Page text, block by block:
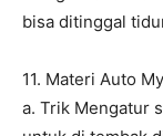
bisa ditinggal
11. Materi Auto
a. Trik Mengatur